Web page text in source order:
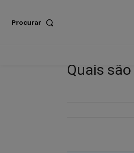
Procurar
Quais